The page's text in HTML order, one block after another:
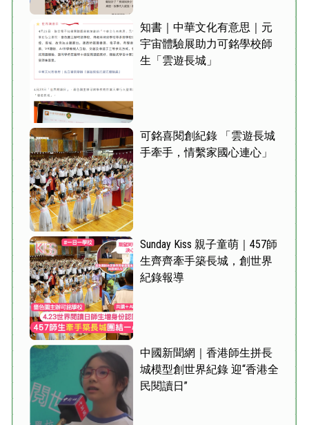
知書｜中華文化有意思｜元
宇宙體驗展助力可銘學校師
生「雲遊長城」
可銘喜閱創紀錄 「雲遊長城
手牽手，情繫家國心連心」
Sunday Kiss 親子童萌｜457師
生齊齊牽手築長城，創世界
紀錄報導
中國新聞網｜香港師生拼長
城模型創世界紀錄 迎“香港全
民閱讀日”